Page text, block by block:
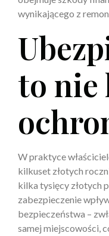
wynikającego z
to nie
W praktyce
kilkuset złotych
kilka tysięcy złotych
zabezpieczenie
bezpieczeństwa –
samej miejscowości,